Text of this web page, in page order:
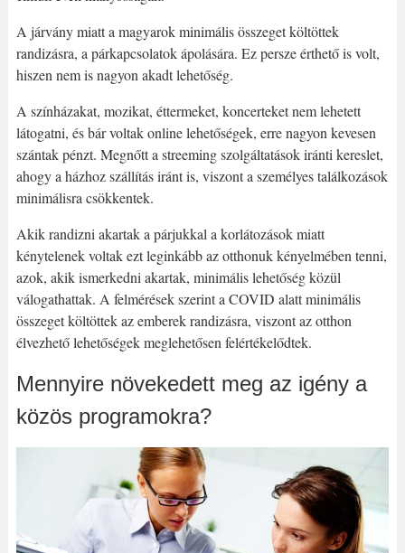
A járvány miatt a magyarok minimális összeget költöttek
randizásra, a párkapcsolatok ápolására. Ez persze érthető is volt,
hiszen nem is nagyon akadt lehetőség.
A színházakat, mozikat, éttermeket, koncerteket nem lehetett
látogatni, és bár voltak online lehetőségek, erre nagyon kevesen
szántak pénzt. Megnőtt a streeming szolgáltatások iránti kereslet,
ahogy a házhoz szállítás iránt is, viszont a személyes találkozások
minimálisra csökkentek.
Akik randizni akartak a párjukkal a korlátozások miatt
kénytelenek voltak ezt leginkább az otthonuk kényelmében tenni,
azok, akik ismerkedni akartak, minimális lehetőség közül
válogathattak. A felmérések szerint a COVID alatt minimális
összeget költöttek az emberek randizásra, viszont az otthon
élvezhető lehetőségek meglehetősen felértékelődtek.
Mennyire növekedett meg az igény a
közös programokra?